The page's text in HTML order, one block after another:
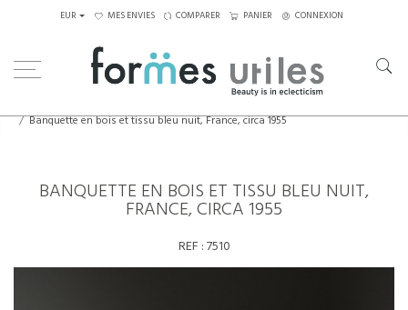
EUR MES ENVIES COMPARER PANIER CONNEXION
Banquette en bois et tissu bleu nuit, France, circa 1955
BANQUETTE EN BOIS ET TISSU BLEU NUIT,
FRANCE, CIRCA 1955
REF :7510